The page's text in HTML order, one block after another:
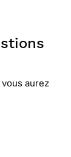
aurez